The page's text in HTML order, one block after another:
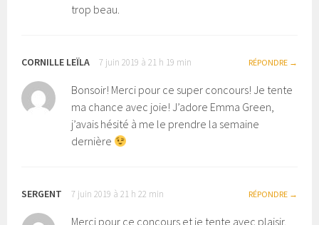
trop beau.
CORNILLE LEÏLA 7 juin 2019 à 21 h 19 min RÉPONDRE
Bonsoir! Merci pour ce super concours! Je tente
ma chance avec joie! J’adore Emma Green,
j’avais hésité à me le prendre la semaine
dernière
SERGENT 7 juin 2019 à 21 h 22 min RÉPONDRE
Merci pour ce concours et je tente avec plaisir.